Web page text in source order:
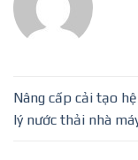
Nâng cấp cải tạo
lý nước thải nhà